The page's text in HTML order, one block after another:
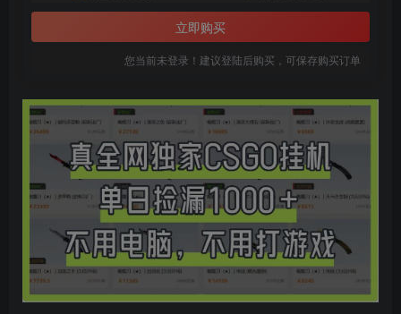
立即购买
您当前未登录！建议登陆后购买，可保存购买订单